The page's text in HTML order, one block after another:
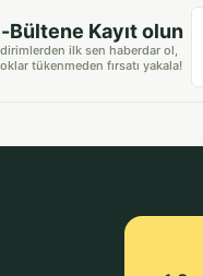
Bültene Kayıt olun
ilk sen haberdar ol,
tükenmeden fırsatı yakala!